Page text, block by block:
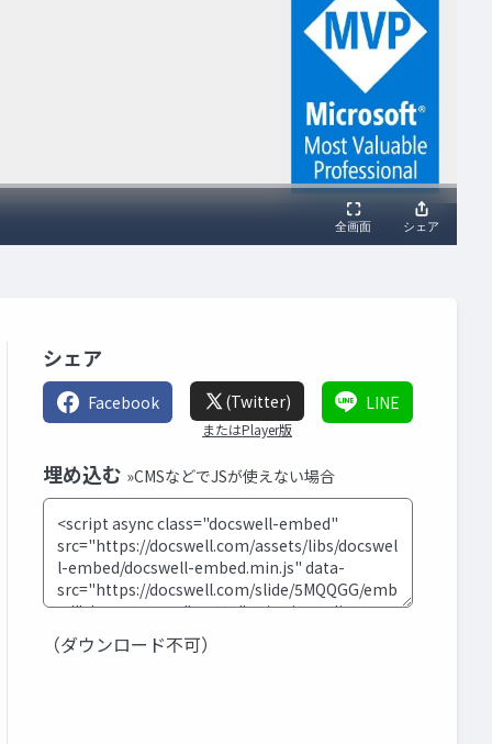
シェア
Facebook (Twitter)
またはPlayer版
LINE
埋め込む »CMSなどでJSが使えない場合
（ダウンロード不可）